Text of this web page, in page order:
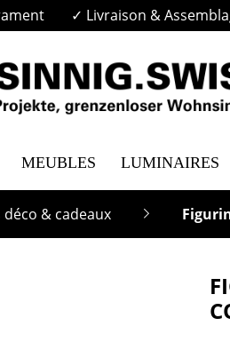
✓ Livraison &
MEUBLES LUMINAIRES
& cadeaux